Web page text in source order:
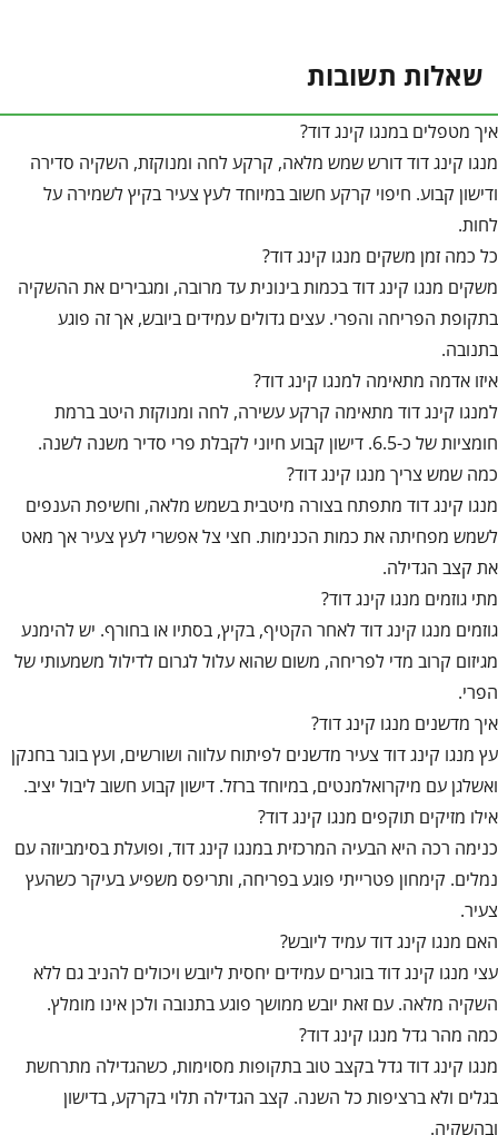
שאלות תשובות
איך מטפלים במנגו קינג דוד?
מנגו קינג דוד דורש שמש מלאה, קרקע לחה ומנוקזת, השקיה סדירה
ודישון קבוע. חיפוי קרקע חשוב במיוחד לעץ צעיר בקיץ לשמירה על
לחות.
כל כמה זמן משקים מנגו קינג דוד?
משקים מנגו קינג דוד בכמות בינונית עד מרובה, ומגבירים את ההשקיה
בתקופת הפריחה והפרי. עצים גדולים עמידים ביובש, אך זה פוגע
בתנובה.
איזו אדמה מתאימה למנגו קינג דוד?
למנגו קינג דוד מתאימה קרקע עשירה, לחה ומנוקזת היטב ברמת
חומציות של כ-6.5. דישון קבוע חיוני לקבלת פרי סדיר משנה לשנה.
כמה שמש צריך מנגו קינג דוד?
מנגו קינג דוד מתפתח בצורה מיטבית בשמש מלאה, וחשיפת הענפים
לשמש מפחיתה את כמות הכנימות. חצי צל אפשרי לעץ צעיר אך מאט
את קצב הגדילה.
מתי גוזמים מנגו קינג דוד?
גוזמים מנגו קינג דוד לאחר הקטיף, בקיץ, בסתיו או בחורף. יש להימנע
מגיזום קרוב מדי לפריחה, משום שהוא עלול לגרום לדילול משמעותי של
הפרי.
איך מדשנים מנגו קינג דוד?
עץ מנגו קינג דוד צעיר מדשנים לפיתוח עלווה ושורשים, ועץ בוגר בחנקן
ואשלגן עם מיקרואלמנטים, במיוחד ברזל. דישון קבוע חשוב ליבול יציב.
אילו מזיקים תוקפים מנגו קינג דוד?
כנימה רכה היא הבעיה המרכזית במנגו קינג דוד, ופועלת בסימביוזה עם
נמלים. קימחון פטרייתי פוגע בפריחה, ותריפס משפיע בעיקר כשהעץ
צעיר.
האם מנגו קינג דוד עמיד ליובש?
עצי מנגו קינג דוד בוגרים עמידים יחסית ליובש ויכולים להניב גם ללא
השקיה מלאה. עם זאת יובש ממושך פוגע בתנובה ולכן אינו מומלץ.
כמה מהר גדל מנגו קינג דוד?
מנגו קינג דוד גדל בקצב טוב בתקופות מסוימות, כשהגדילה מתרחשת
בגלים ולא ברציפות כל השנה. קצב הגדילה תלוי בקרקע, בדישון
ובהשקיה.